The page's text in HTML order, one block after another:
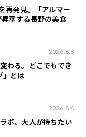
再発見。「アルマー
華する長野の美食
2026.8.8
わる。どこでもでき
」とは
2026.8.6
ボ、大人が持ちたい